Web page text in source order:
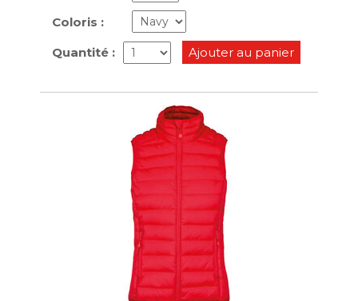
Coloris :
Quantité : Ajouter au panier